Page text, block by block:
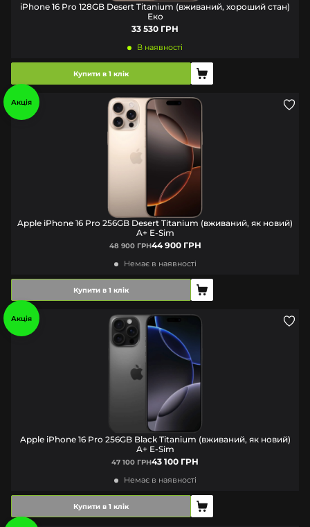
iPhone 16 Pro 128GB Desert Titanium (вживаний, хороший стан)
Еко
33 530 ГРН
В наявності
Купити в 1 клік
Акція
Apple iPhone 16 Pro 256GB Desert Titanium (вживаний, як новий)
A+ E-Sim
48 900 ГРН44 900 ГРН
Немає в наявності
Купити в 1 клік
Акція
Apple iPhone 16 Pro 256GB Black Titanium (вживаний, як новий)
A+ E-Sim
47 100 ГРН43 100 ГРН
Немає в наявності
Купити в 1 клік